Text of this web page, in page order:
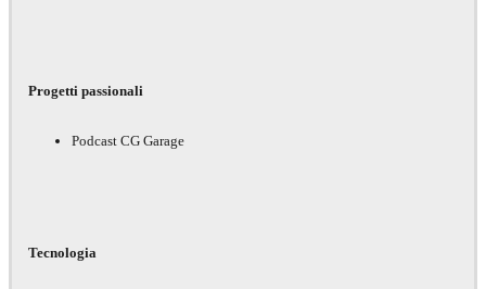
Progetti passionali
Podcast CG Garage
Tecnologia